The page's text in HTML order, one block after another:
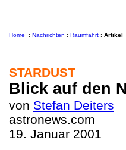
Home : Nachrichten : Raumfahrt : Artikel
STARDUST
Blick auf den
von Stefan Deiters
astronews.com
19. Januar 2001